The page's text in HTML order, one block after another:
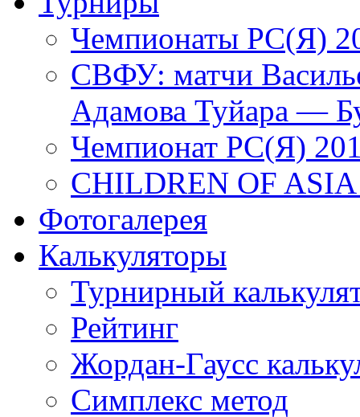
Чемпионаты РС(Я)
СВФУ: матчи
Адамова Туйара —
Чемпионат РС(Я)
CHILDREN OF
Фотогалерея
Калькуляторы
Турнирный
Рейтинг
Жордан-Гаусс
Симплекс метод